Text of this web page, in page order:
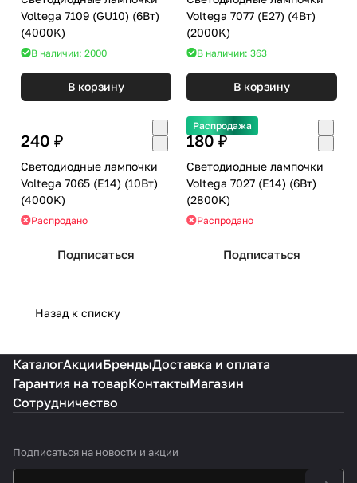
Voltega 7109 (GU10) (6Вт)
(4000K)
В наличии: 2000
В корзину
Voltega 7077 (E27) (4Вт)
(2000K)
В наличии: 363
В корзину
240 ₽
Светодиодные лампочки
Voltega 7065 (E14) (10Вт)
(4000K)
Распродано
Подписаться
Распродажа
180 ₽
Светодиодные лампочки
Voltega 7027 (E14) (6Вт)
(2800K)
Распродано
Подписаться
Назад к списку
КаталогАкцииБрендыДоставка и оплата
Гарантия на товарКонтактыМагазин
Сотрудничество
Подписаться на новости и акции